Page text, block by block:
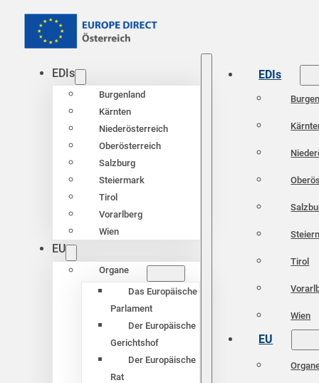
EDIs
Burgenland
Kärnten
Niederösterreich
Oberösterreich
Salzburg
Steiermark
Tirol
Vorarlberg
Wien
EU
Organe
Das Europäische
Parlament
Der Europäische
Gerichtshof
Der Europäische
Rat
EDIs
Tirol
Wien
EU